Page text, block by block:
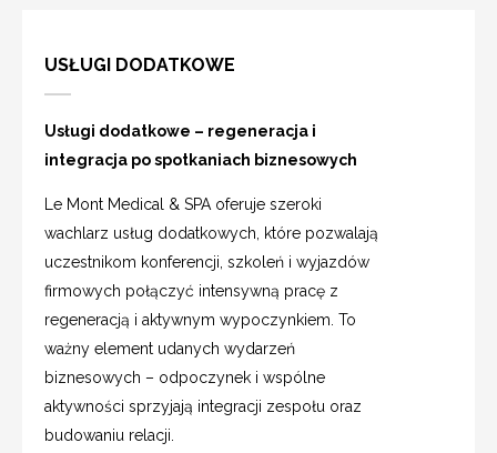
USŁUGI DODATKOWE
Usługi dodatkowe – regeneracja i
integracja po spotkaniach biznesowych
Le Mont Medical & SPA oferuje szeroki
wachlarz usług dodatkowych, które pozwalają
uczestnikom konferencji, szkoleń i wyjazdów
firmowych połączyć intensywną pracę z
regeneracją i aktywnym wypoczynkiem. To
ważny element udanych wydarzeń
biznesowych – odpoczynek i wspólne
aktywności sprzyjają integracji zespołu oraz
budowaniu relacji.